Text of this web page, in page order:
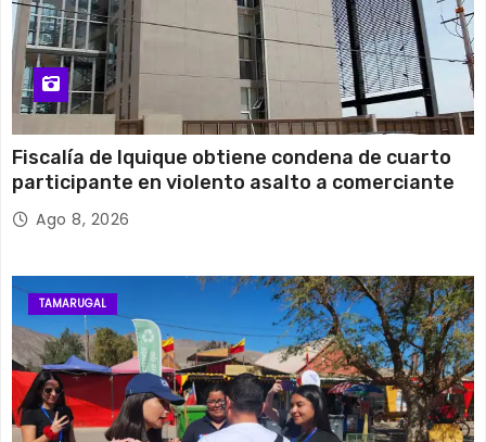
Fiscalía de Iquique obtiene condena de cuarto
participante en violento asalto a comerciante
Ago 8, 2026
TAMARUGAL